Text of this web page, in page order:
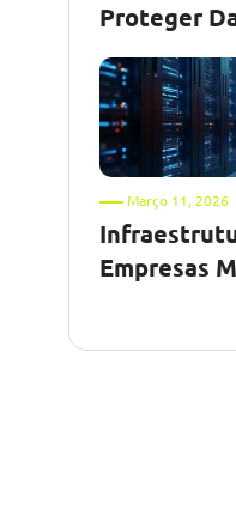
Proteger
Março 11, 2026
Empresas